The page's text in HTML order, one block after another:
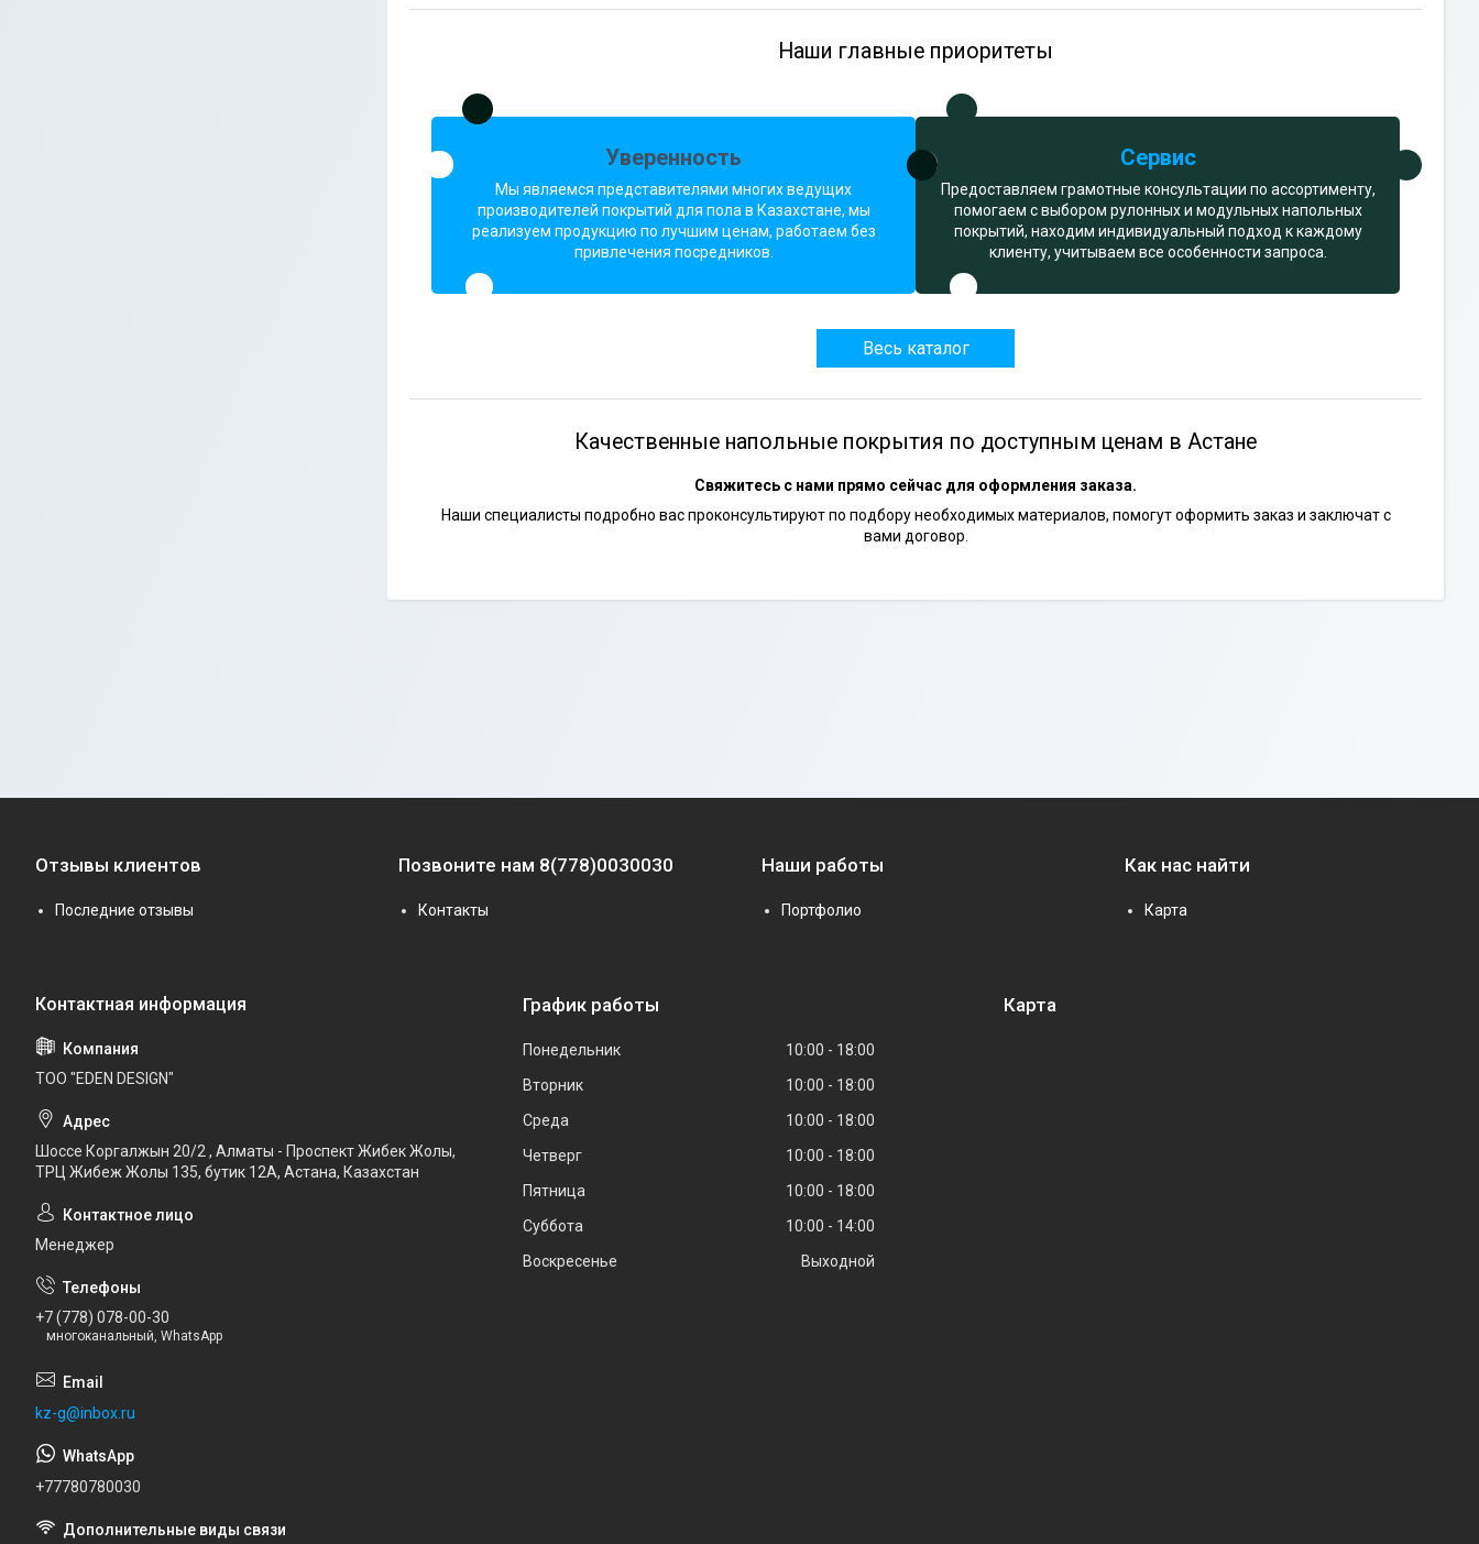
Наши главные приоритеты
Уверенность
Мы являемся представителями многих ведущих
производителей покрытий для пола в Казахстане, мы
реализуем продукцию по лучшим ценам, работаем без
привлечения посредников.
Сервис
Предоставляем грамотные консультации по ассортименту,
помогаем с выбором рулонных и модульных напольных
покрытий, находим индивидуальный подход к каждому
клиенту, учитываем все особенности запроса.
Весь каталог
Качественные напольные покрытия по доступным ценам в Астане
Свяжитесь с нами прямо сейчас для оформления заказа.
Наши специалисты подробно вас проконсультируют по подбору необходимых материалов, помогут оформить заказ и заключат с
вами договор.
Отзывы клиентов
Последние отзывы
Позвоните нам 8(778)0030030
Контакты
Наши работы
Портфолио
Как нас найти
Карта
ТОО "EDEN DESIGN"
Шоссе Коргалжын 20/2 , Алматы - Проспект Жибек Жолы,
ТРЦ Жибеж Жолы 135, бутик 12А, Астана, Казахстан
Менеджер
+7 (778) 078-00-30
многоканальный, WhatsApp
kz-g@inbox.ru
+77780780030
График работы
Понедельник 10:00
18:00
Вторник
10:00
18:00
Среда
10:00
18:00
Четверг
10:00
18:00
Пятница
10:00
18:00
Суббота
10:00
14:00
Воскресенье
Выходной
Карта